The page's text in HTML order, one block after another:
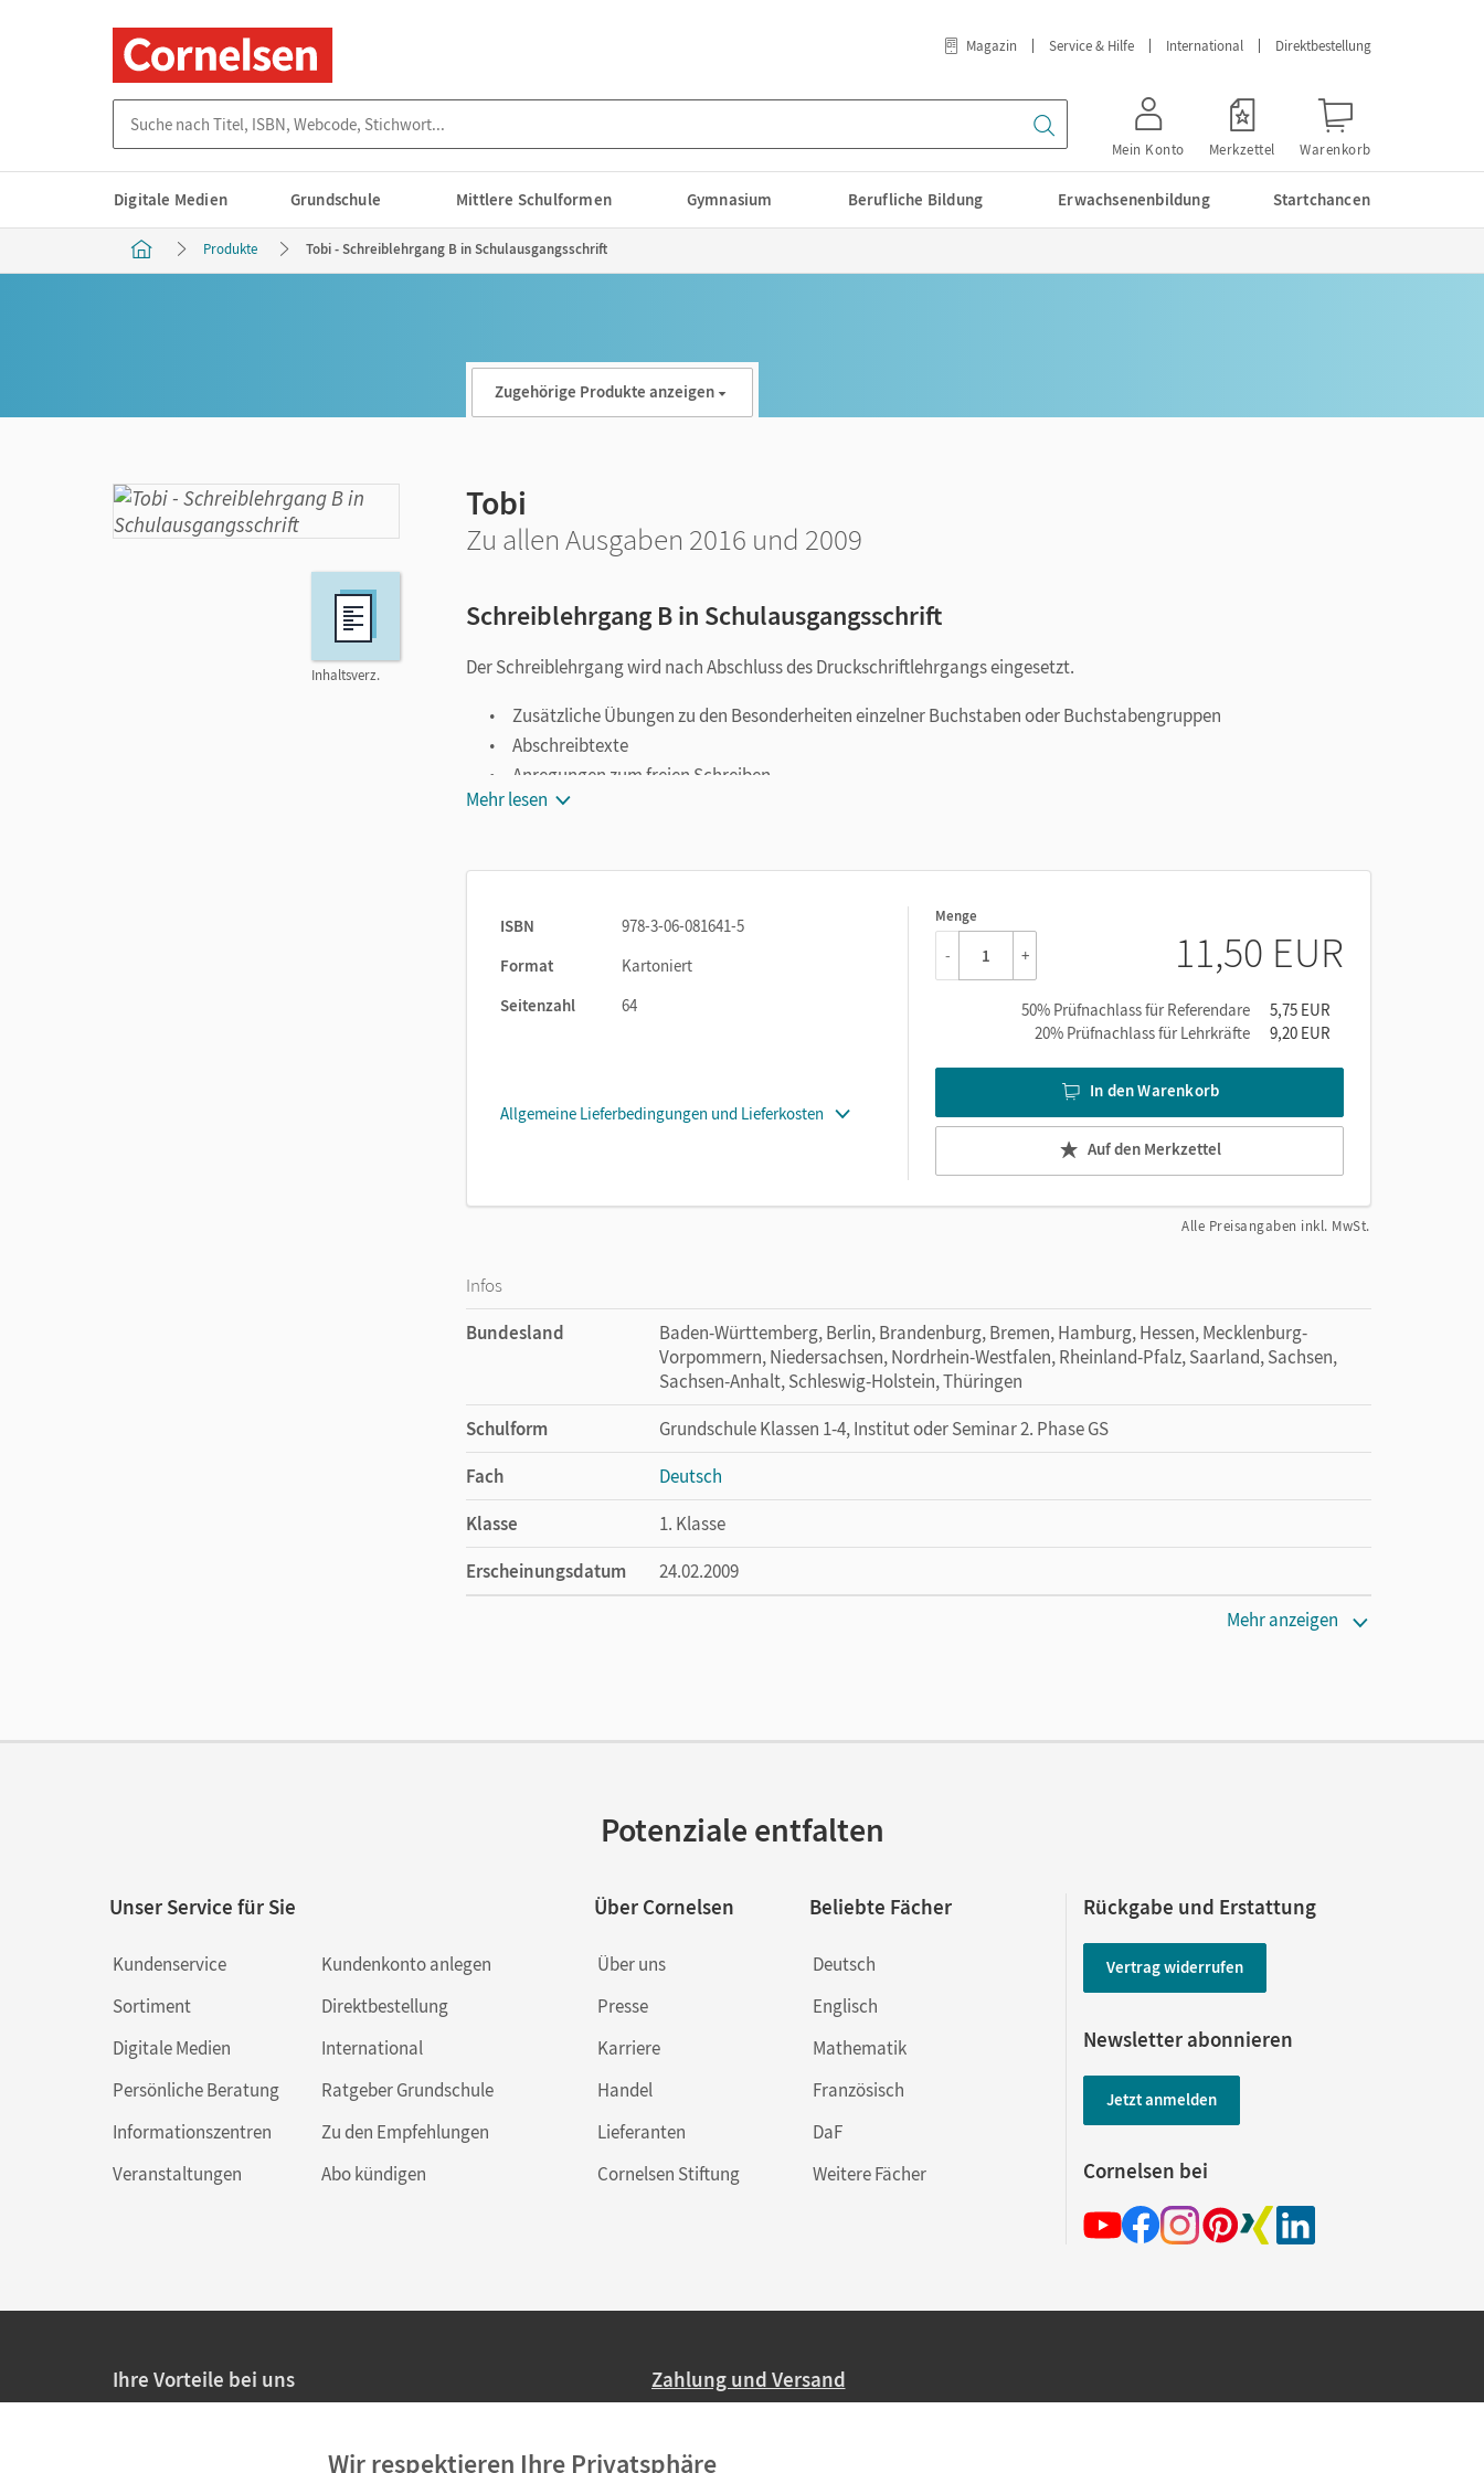
Magazin Service & Hilfe International Direktbestellung
Mein Konto Merkzettel Warenkorb
Digitale Medien Grundschule Mittlere Schulformen Gymnasium Berufliche Bildung Erwachsenenbildung Startchancen
Produkte Tobi - Schreiblehrgang B in Schulausgangsschrift
Inhaltsverz.
Zugehörige Produkte anzeigen
Tobi
Zu allen Ausgaben 2016 und 2009
Schreiblehrgang B in Schulausgangsschrift
Der Schreiblehrgang wird nach Abschluss des Druckschriftlehrgangs eingesetzt.
Zusätzliche Übungen zu den Besonderheiten einzelner Buchstaben oder Buchstabengruppen
Abschreibtexte
Anregungen zum freien Schreiben
Mehr lesen
ISBN
978-3-06-081641-5
Format
Kartoniert
Seitenzahl
64
Allgemeine Lieferbedingungen und Lieferkosten
Menge
1
- + 11,50 EUR
50% Prüfnachlass für Referendare
5,75 EUR
20% Prüfnachlass für Lehrkräfte
9,20 EUR
In den Warenkorb
Auf den Merkzettel
Alle Preisangaben inkl. MwSt.
Infos
Bundesland
Baden-Württemberg, Berlin, Brandenburg, Bremen, Hamburg, Hessen, Mecklenburg-
Vorpommern, Niedersachsen, Nordrhein-Westfalen, Rheinland-Pfalz, Saarland, Sachsen,
Sachsen-Anhalt, Schleswig-Holstein, Thüringen
Schulform
Grundschule Klassen 1-4, Institut oder Seminar 2. Phase GS
Fach
Deutsch
Klasse
1. Klasse
Erscheinungsdatum
24.02.2009
Mehr anzeigen
Potenziale entfalten
Unser Service für Sie
Kundenservice
Sortiment
Digitale Medien
Persönliche Beratung
Informationszentren
Veranstaltungen
Kundenkonto anlegen
Direktbestellung
International
Ratgeber Grundschule
Zu den Empfehlungen
Abo kündigen
Über Cornelsen
Über uns
Presse
Karriere
Handel
Lieferanten
Cornelsen Stiftung
Beliebte Fächer
Deutsch
Englisch
Mathematik
Französisch
DaF
Weitere Fächer
Rückgabe und Erstattung
Vertrag widerrufen
Newsletter abonnieren
Jetzt anmelden
Cornelsen bei
Ihre Vorteile bei uns Zahlung und Versand
Wir respektieren Ihre Privatsphäre